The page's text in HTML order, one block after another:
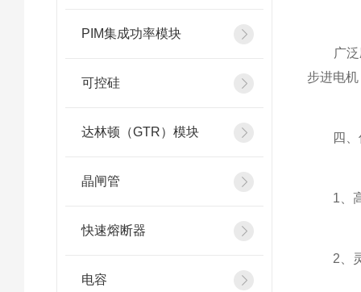
PIM集成功率模块
可控硅
达林顿（GTR）模块
晶闸管
快速熔断器
电容
广泛应
步进电
四、
1、高
2、灵